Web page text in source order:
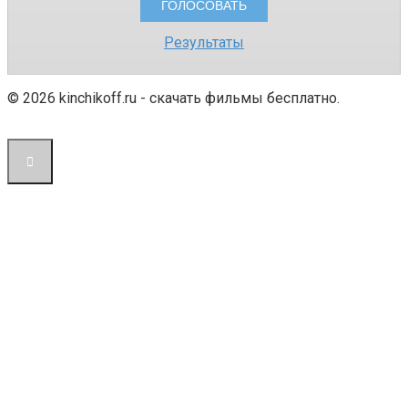
Результаты
© 2026 kinchikoff.ru - скачать фильмы бесплатно.